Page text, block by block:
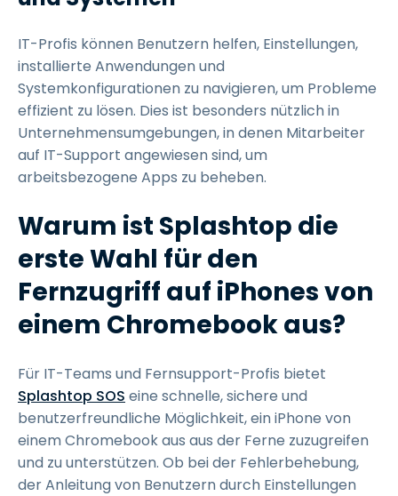
IT-Profis können Benutzern helfen, Einstellungen,
installierte Anwendungen und
Systemkonfigurationen zu navigieren, um Probleme
effizient zu lösen. Dies ist besonders nützlich in
Unternehmensumgebungen, in denen Mitarbeiter
auf IT-Support angewiesen sind, um
arbeitsbezogene Apps zu beheben.
Warum ist Splashtop die
erste Wahl für den
Fernzugriff auf iPhones von
einem Chromebook aus?
Für IT-Teams und Fernsupport-Profis bietet
Splashtop SOS eine schnelle, sichere und
benutzerfreundliche Möglichkeit, ein iPhone von
einem Chromebook aus aus der Ferne zuzugreifen
und zu unterstützen. Ob bei der Fehlerbehebung,
der Anleitung von Benutzern durch Einstellungen